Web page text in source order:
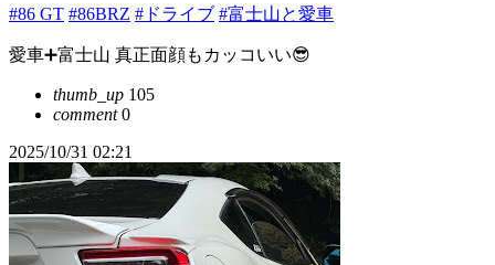
#86 GT #86BRZ #ドライブ #富士山と愛車
愛車➕富士山 真正面顔もカッコいい😎
thumb_up 105
comment0
2025/10/31 02:21